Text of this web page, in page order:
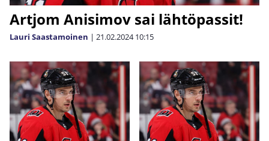
Artjom Anisimov sai lähtöpassit!
Lauri Saastamoinen | 21.02.2024 10:15